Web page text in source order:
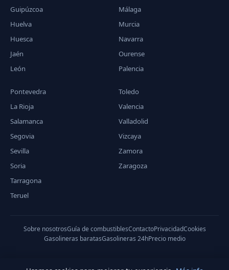
Guipúzcoa
Huelva
Huesca
Jaén
León
Málaga
Murcia
Navarra
Ourense
Palencia
Pontevedra
La Rioja
Salamanca
Segovia
Sevilla
Soria
Tarragona
Teruel
Toledo
Valencia
Valladolid
Vizcaya
Zamora
Zaragoza
Sobre nosotrosGuía de combustiblesContactoPrivacidadCookies
Gasolineras baratasGasolineras 24hPrecio medio